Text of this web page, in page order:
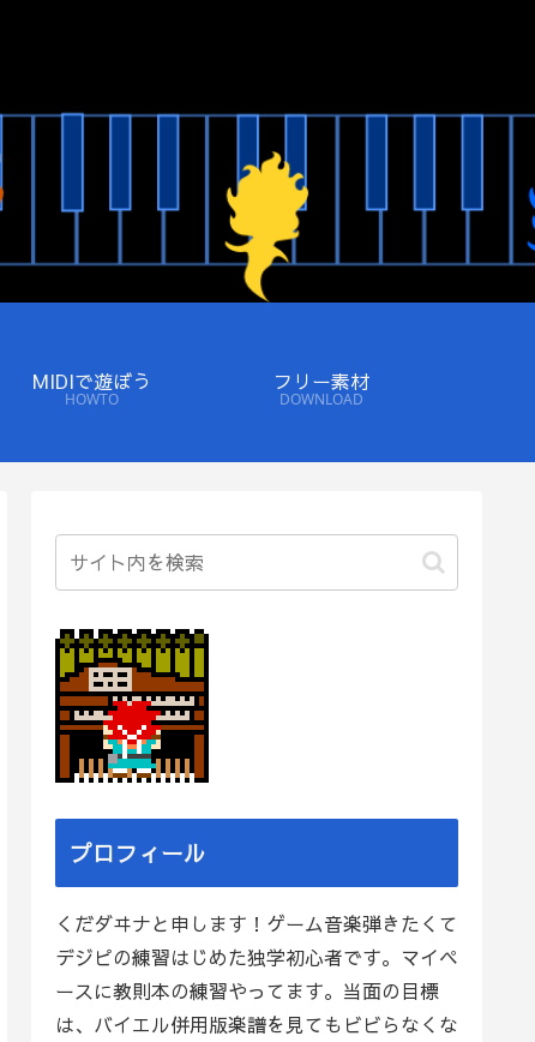
MIDIで遊ぼう
HOWTO
フリー素材
DOWNLOAD
プロフィール
くだダヰナと申します！ゲーム音楽弾きたくて
デジピの練習はじめた独学初心者です。マイペ
ースに教則本の練習やってます。当面の目標
は、バイエル併用版楽譜を見てもビビらなくな